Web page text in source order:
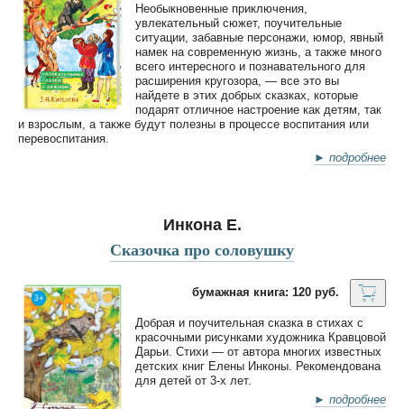
Необыкновенные приключения,
увлекательный сюжет, поучительные
ситуации, забавные персонажи, юмор, явный
намек на современную жизнь, а также много
всего интересного и познавательного для
расширения кругозора, — все это вы
найдете в этих добрых сказках, которые
подарят отличное настроение как детям, так
и взрослым, а также будут полезны в процессе воспитания или
перевоспитания.
► подробнее
Инкона Е.
Сказочка про соловушку
бумажная книга: 120 руб.
Добрая и поучительная сказка в стихах с
красочными рисунками художника Кравцовой
Дарьи. Стихи — от автора многих известных
детских книг Елены Инконы. Рекомендована
для детей от 3-х лет.
► подробнее